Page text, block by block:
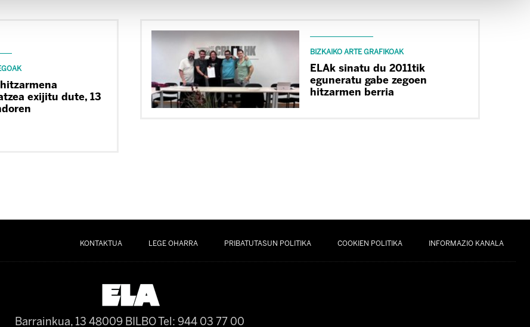
exijitu dute, 13
BIZKAIKO ARTE GRAFIKOAK
ELAk sinatu du 2011tik
eguneratu gabe zegoen
hitzarmen berria
KONTAKTUA LEGE OHARRA PRIBATUTASUN POLITIKA COOKIEN POLITIKA INFORMAZIO KANALA
Barrainkua, 13 48009 BILBOTel: 944 03 77 00